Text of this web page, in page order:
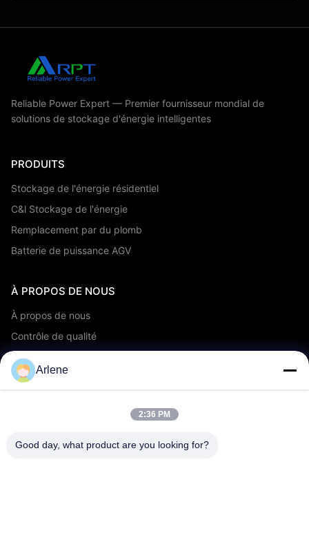
Reliable Power Expert — Premier fournisseur mondial de
solutions de stockage d'énergie intelligentes
PRODUITS
Stockage de l'énergie résidentiel
C&l Stockage de l'énergie
Remplacement par du plomb
Batterie de puissance AGV
À PROPOS DE NOUS
À propos de nous
Contrôle de qualité
Service OEM/ODM
Événements et actualités
télécharger
Arlene
2:36 PM
Good day, what product are you looking for?